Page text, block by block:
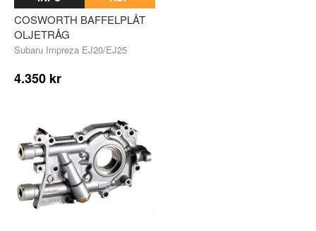
COSWORTH BAFFELPLÅT
OLJETRÅG
Subaru Impreza EJ20/EJ25
4.350 kr